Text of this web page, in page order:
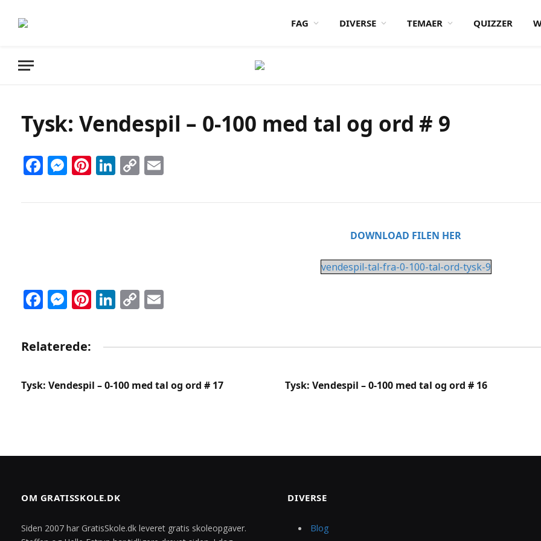
FAG DIVERSE TEMAER QUIZZER
Tysk: Vendespil – 0-100 med tal og ord # 9
Facebook
Messenger
Pinterest
LinkedIn
Copy
DOWNLOAD FILEN HER
vendespil-tal-fra-0-100-tal-ord-tysk-9
Facebook
Messenger
Pinterest
LinkedIn
Copy
Relaterede:
Tysk: Vendespil – 0-100 med tal og ord # 17 Tysk: Vendespil – 0-100 med tal og ord # 16
OM GRATISSKOLE.DK
Siden 2007 har GratisSkole.dk leveret gratis skoleopgaver.
DIVERSE
Blog